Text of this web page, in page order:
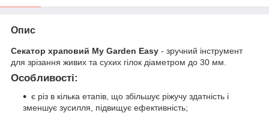
Опис
Секатор храповий My Garden Easy - зручний інструмент
для зрізання живих та сухих гілок діаметром до 30 мм.
Особливості:
є різ в кілька етапів, що збільшує ріжучу здатність і
зменшує зусилля, підвищує ефективність;